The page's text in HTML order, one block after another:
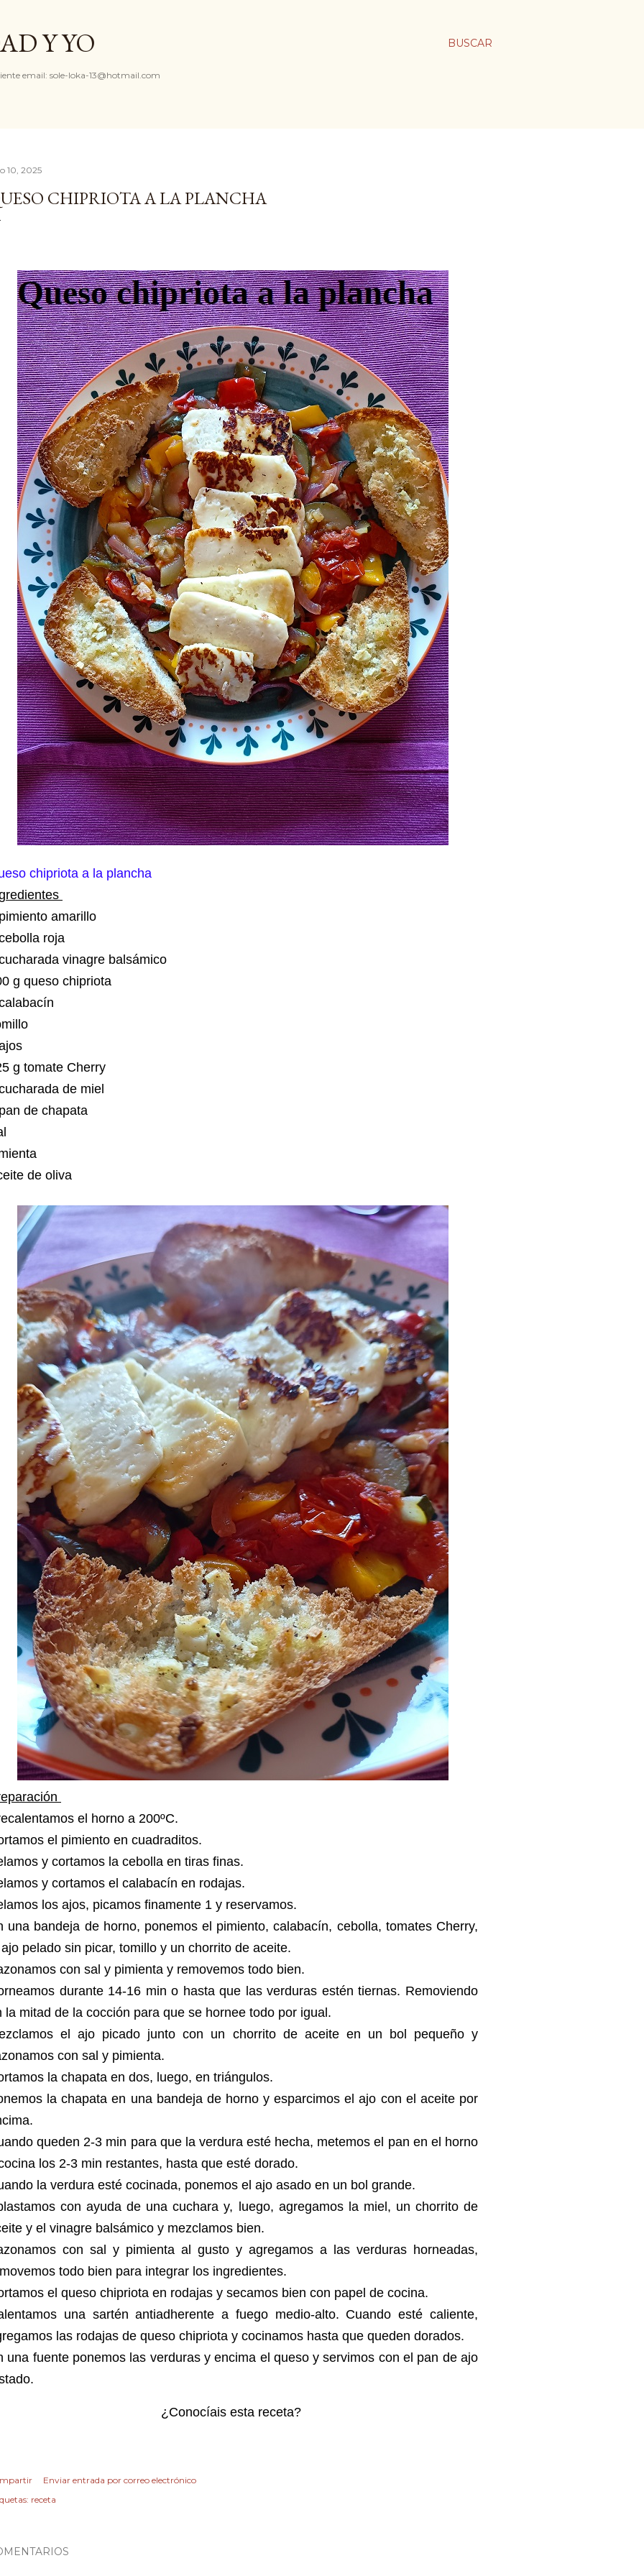
BUSCAR
Y YO
email: sole-loka-13@hotmail.com
10, 2025
CHIPRIOTA A LA PLANCHA
chipriota a la plancha
amarillo
roja
vinagre balsámico
g queso chipriota
g tomate Cherry
de miel
de chapata
de oliva
el horno a 200ºC.
el pimiento en cuadraditos.
y cortamos la cebolla en tiras finas.
y cortamos el calabacín en rodajas.
los ajos, picamos finamente 1 y reservamos.
una bandeja de horno, ponemos el pimiento, calabacín, cebolla, tomates Cherry,
pelado sin picar, tomillo y un chorrito de aceite.
con sal y pimienta y removemos todo bien.
durante 14-16 min o hasta que las verduras estén tiernas. Removiendo
la mitad de la cocción para que se hornee todo por igual.
el ajo picado junto con un chorrito de aceite en un bol pequeño y
con sal y pimienta.
la chapata en dos, luego, en triángulos.
la chapata en una bandeja de horno y esparcimos el ajo con el aceite por
queden 2-3 min para que la verdura esté hecha, metemos el pan en el horno
los 2-3 min restantes, hasta que esté dorado.
la verdura esté cocinada, ponemos el ajo asado en un bol grande.
con ayuda de una cuchara y, luego, agregamos la miel, un chorrito de
y el vinagre balsámico y mezclamos bien.
con sal y pimienta al gusto y agregamos a las verduras horneadas,
todo bien para integrar los ingredientes.
el queso chipriota en rodajas y secamos bien con papel de cocina.
una sartén antiadherente a fuego medio-alto. Cuando esté caliente,
las rodajas de queso chipriota y cocinamos hasta que queden dorados.
una fuente ponemos las verduras y encima el queso y servimos con el pan de ajo
¿Conocíais esta receta?
Enviar entrada por correo electrónico
receta